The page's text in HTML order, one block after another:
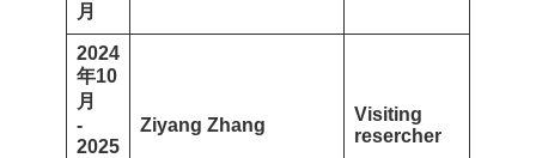
月
2024
年10
月
-
2025
Ziyang Zhang
Visiting
resercher